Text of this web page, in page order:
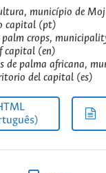
município de
capital (pt)
crops,
capital (en)
palma africana,
del capital (es)